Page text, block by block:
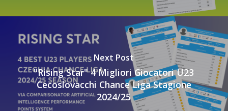
Next Post
"Rising Star" 4 Migliori Giocatori U23
Cecoslovacchi Chance Liga Stagione
2024/25